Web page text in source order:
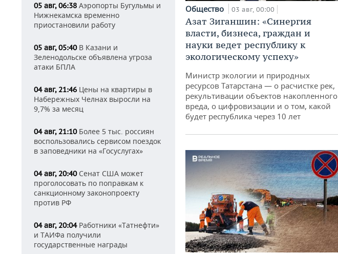
05 авг, 06:38 Аэропорты Бугульмы и
Нижнекамска временно
приостановили работу
05 авг, 05:40В Казани и
Зеленодольске объявлена угроза
атаки БПЛА
04 авг, 21:46 Цены на квартиры в
Набережных Челнах выросли на
9,7% за месяц
04 авг, 21:10Более 5 тыс. россиян
воспользовались сервисом поездок
в заповедники на «Госуслугах»
04 авг, 20:40Сенат США может
проголосовать по поправкам к
санкционному законопроекту
против РФ
04 авг, 20:04Работники «Татнефти»
и ТАИФа получили
государственные награды
Общество 03 авг, 00:00
Азат Зиганшин: «Синергия
власти, бизнеса, граждан и
науки ведет республику к
экологическому успеху»
Министр экологии и природных
ресурсов Татарстана — о расчистке рек,
рекультивации объектов накопленного
вреда, о цифровизации и о том, какой
будет республика через 10 лет